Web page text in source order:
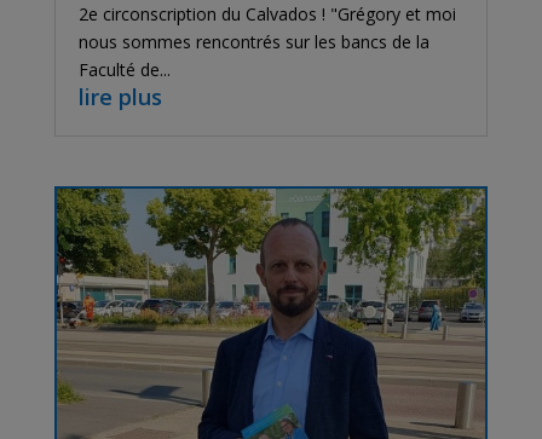
2e circonscription du Calvados ! "Grégory et moi
nous sommes rencontrés sur les bancs de la
Faculté de...
lire plus